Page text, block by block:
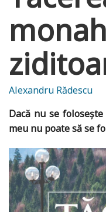
Alexandru Rădescu
Dacă nu se
meu nu poate să se